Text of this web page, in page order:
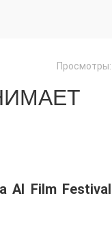
Просмотры:
AI Film Festival